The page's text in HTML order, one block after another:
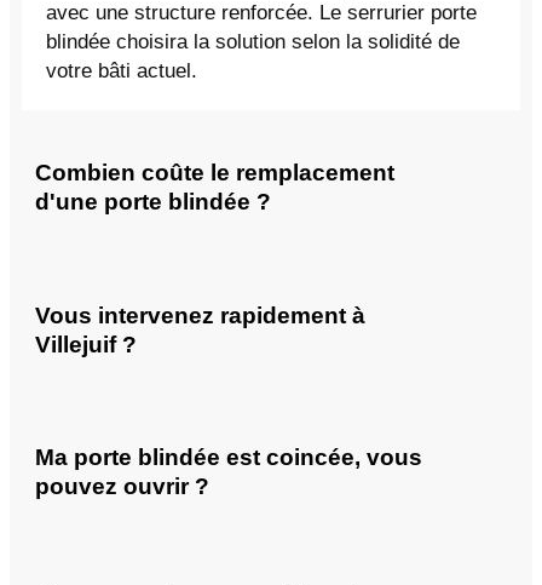
avec une structure renforcée. Le serrurier porte
blindée choisira la solution selon la solidité de
votre bâti actuel.
Combien coûte le remplacement
d'une porte blindée ?
Vous intervenez rapidement à
Villejuif ?
Ma porte blindée est coincée, vous
pouvez ouvrir ?